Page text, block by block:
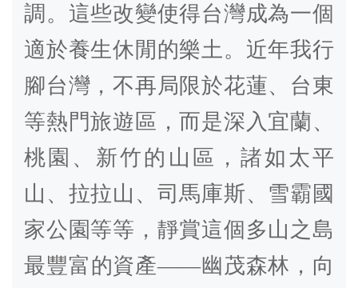
調。這些改變使得台灣成為一個
適於養生休閒的樂土。近年我行
腳台灣，不再局限於花蓮、台東
等熱門旅遊區，而是深入宜蘭、
桃園、新竹的山區，諸如太平
山、拉拉山、司馬庫斯、雪霸國
家公園等等，靜賞這個多山之島
最豐富的資產——幽茂森林，向